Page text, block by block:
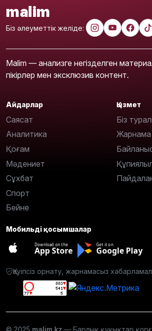
malim
Біз әлеуметтік желіде:
Malim — анализге негізделген
пікірлер мен эксклюзив контент.
Айдарлар
Саясат
Аналитика
Қоғам
Мәдениет
Сұхбат
Спорт
Бейне
Қызмет
Біз
Жарнама
Мобильді қосымшалар
Download on the
App Store
Get it on
Google Play
Қауіпсіз орнату, жарнамасыз
© 2025 malim.kz — Барлық құқықтар